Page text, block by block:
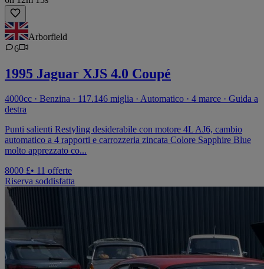
Arborfield
6
1995 Jaguar XJS 4.0 Coupé
4000cc · Benzina · 117.146 miglia · Automatico · 4 marce · Guida a
destra
Punti salienti Restyling desiderabile con motore 4L AJ6, cambio
automatico a 4 rapporti e carrozzeria zincata Colore Sapphire Blue
molto apprezzato co...
8000 £• 11 offerte
Riserva soddisfatta